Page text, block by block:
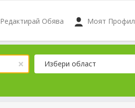
Редактирай Обява Моят Профил
× Избери област